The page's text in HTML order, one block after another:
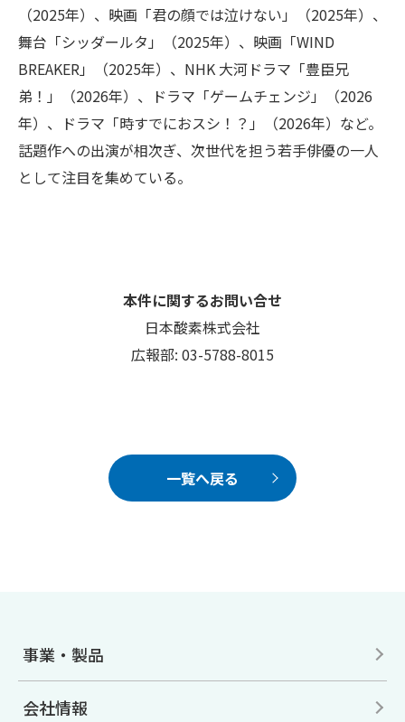
（2025年）、映画「君の顔では泣けない」（2025年）、
舞台「シッダールタ」（2025年）、映画「WIND
BREAKER」（2025年）、NHK 大河ドラマ「豊臣兄
弟！」（2026年）、ドラマ「ゲームチェンジ」（2026
年）、ドラマ「時すでにおスシ！？」（2026年）など。
話題作への出演が相次ぎ、次世代を担う若手俳優の一人
として注目を集めている。
本件に関するお問い合せ
日本酸素株式会社
広報部: 03-5788-8015
一覧へ戻る
事業・製品
会社情報